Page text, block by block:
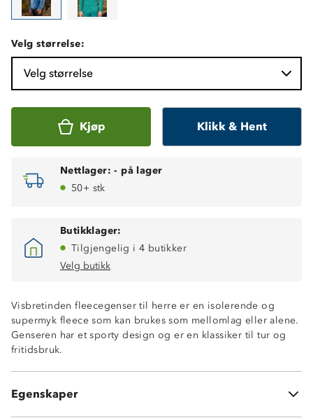
Velg størrelse:
Velg størrelse
Kjøp Klikk & Hent
Nettlager: - på lager
50+ stk
Butikklager:
Tilgjengelig i 4 butikker
Velg butikk
Visbretinden fleecegenser til herre er en isolerende og
supermyk fleece som kan brukes som mellomlag eller alene.
Genseren har et sporty design og er en klassiker til tur og
fritidsbruk.
Egenskaper
Isolerende
Innsvingt passform